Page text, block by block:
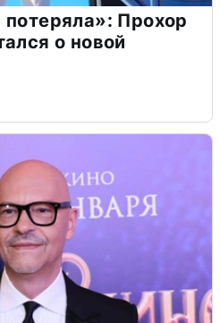
Прохор
о новой